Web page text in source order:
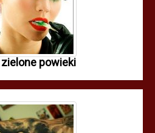
zielone powieki